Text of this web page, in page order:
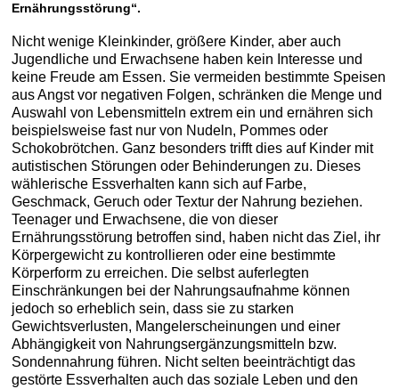
Ernährungsstörung“.
Nicht wenige Kleinkinder, größere Kinder, aber auch
Jugendliche und Erwachsene haben kein Interesse und
keine Freude am Essen. Sie vermeiden bestimmte Speisen
aus Angst vor negativen Folgen, schränken die Menge und
Auswahl von Lebensmitteln extrem ein und ernähren sich
beispielsweise fast nur von Nudeln, Pommes oder
Schokobrötchen. Ganz besonders trifft dies auf Kinder mit
autistischen Störungen oder Behinderungen zu. Dieses
wählerische Essverhalten kann sich auf Farbe,
Geschmack, Geruch oder Textur der Nahrung beziehen.
Teenager und Erwachsene, die von dieser
Ernährungsstörung betroffen sind, haben nicht das Ziel, ihr
Körpergewicht zu kontrollieren oder eine bestimmte
Körperform zu erreichen. Die selbst auferlegten
Einschränkungen bei der Nahrungsaufnahme können
jedoch so erheblich sein, dass sie zu starken
Gewichtsverlusten, Mangelerscheinungen und einer
Abhängigkeit von Nahrungsergänzungsmitteln bzw.
Sondennahrung führen. Nicht selten beeinträchtigt das
gestörte Essverhalten auch das soziale Leben und den